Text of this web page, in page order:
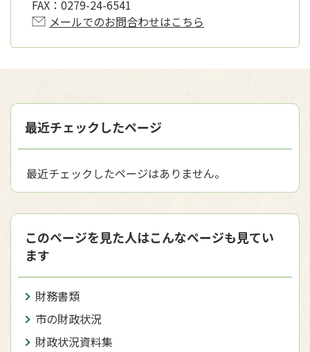
FAX： 0279-24-6541
メールでのお問合わせはこちら
最近チェックしたページ
最近チェックしたページはありません。
このページを見た人はこんなページも見てい
ます
財務書類
市の財政状況
財政状況資料集